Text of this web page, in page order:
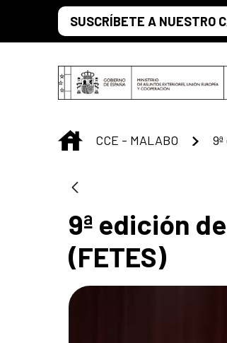
Saltar al contenido principal
SUSCRÍBETE A NUESTRO
INICIO
CCE - MALABO
9ª edición
(FETES)